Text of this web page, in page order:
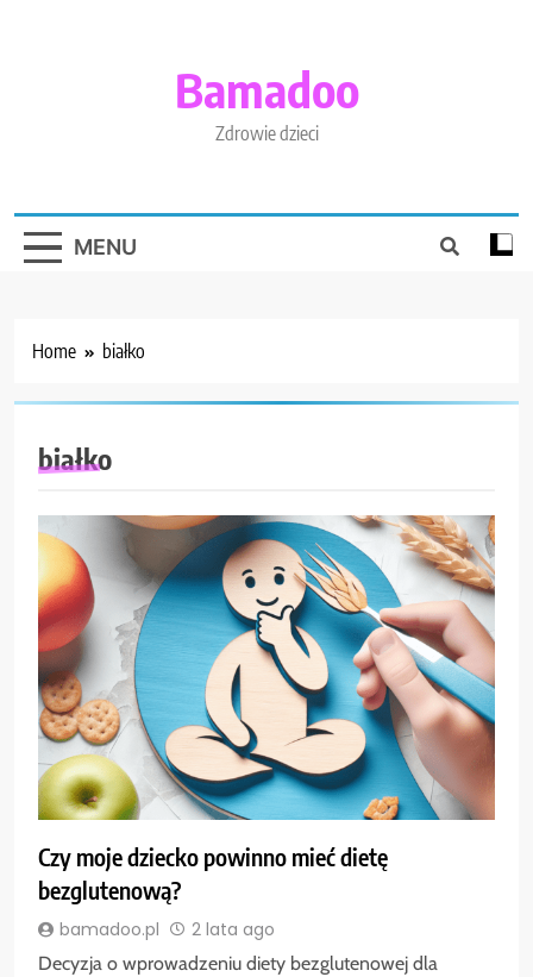
Bamadoo
Zdrowie dzieci
MENU
Home białko
białko
Czy moje dziecko powinno mieć dietę
bezglutenową?
bamadoo.pl 2 lata ago
Decyzja o wprowadzeniu diety bezglutenowej dla